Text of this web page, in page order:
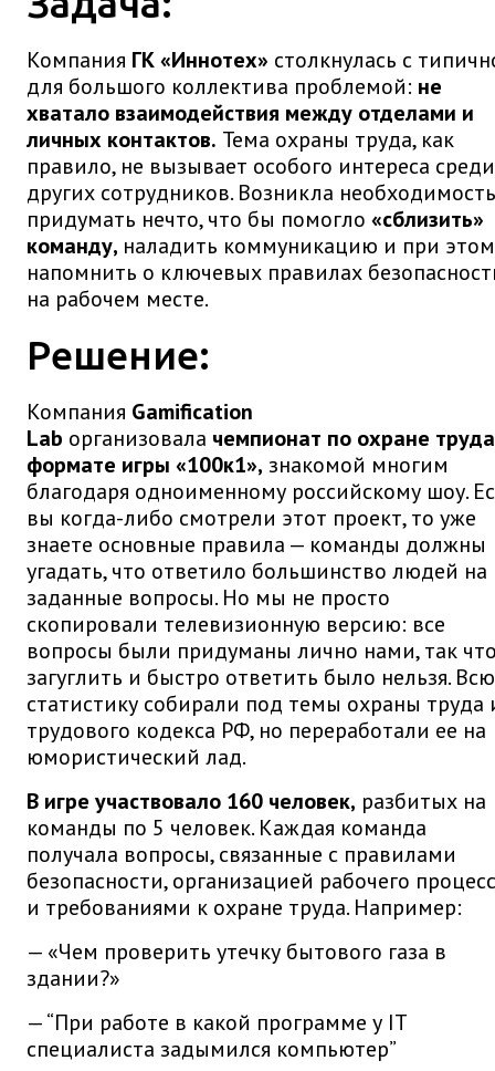
Компания ГК «Иннотех» столкнулась с
для большого коллектива проблемой: не
хватало взаимодействия между отделами и
личных контактов. Тема охраны труда, как
правило, не вызывает особого интереса среди
других сотрудников. Возникла необходимость
придумать нечто, что бы помогло «сблизить»
команду, наладить коммуникацию и при этом
напомнить о ключевых правилах
на рабочем месте.
Решение:
Компания Gamification
Lab организовала чемпионат по охране
формате игры «100к1», знакомой многим
благодаря одноименному российскому шоу.
вы когда-либо смотрели этот проект, то уже
знаете основные правила — команды должны
угадать, что ответило большинство людей на
заданные вопросы. Но мы не просто
скопировали телевизионную версию: все
вопросы были придуманы лично нами, так
загуглить и быстро ответить было нельзя. Всю
статистику собирали под темы охраны труда
трудового кодекса РФ, но переработали ее на
юмористический лад.
В игре участвовало 160 человек, разбитых на
команды по 5 человек. Каждая команда
получала вопросы, связанные с правилами
безопасности, организацией рабочего
и требованиями к охране труда. Например:
— «Чем проверить утечку бытового газа в
здании?»
— “При работе в какой программе у IT
специалиста задымился компьютер”